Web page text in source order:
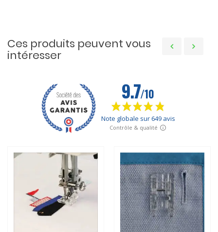
Ces produits peuvent vous
intéresser